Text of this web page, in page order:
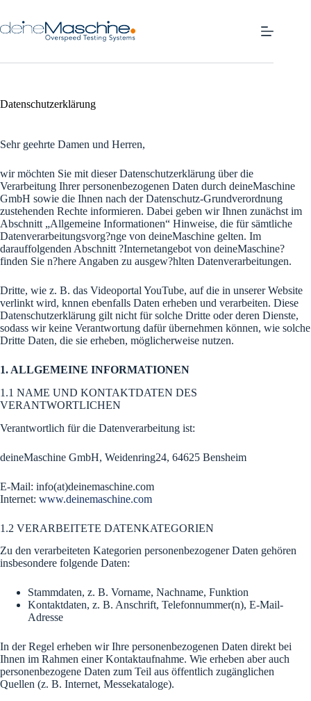
springen
Datenschutzerklärung
Sehr geehrte Damen und Herren,
wir möchten Sie mit dieser Datenschutzerklärung über die
Verarbeitung Ihrer personenbezogenen Daten durch deineMaschine
GmbH sowie die Ihnen nach der Datenschutz-Grundverordnung
zustehenden Rechte informieren. Dabei geben wir Ihnen zunächst im
Abschnitt „Allgemeine Informationen“ Hinweise, die für sämtliche
Datenverarbeitungsvorg?nge von deineMaschine gelten. Im
darauffolgenden Abschnitt ?Internetangebot von deineMaschine?
finden Sie n?here Angaben zu ausgew?hlten Datenverarbeitungen.
Dritte, wie z. B. das Videoportal YouTube, auf die in unserer Website
verlinkt wird, knnen ebenfalls Daten erheben und verarbeiten. Diese
Datenschutzerklärung gilt nicht für solche Dritte oder deren Dienste,
sodass wir keine Verantwortung dafür übernehmen können, wie solche
Dritte Daten, die sie erheben, möglicherweise nutzen.
1. ALLGEMEINE INFORMATIONEN
1.1 NAME UND KONTAKTDATEN DES
VERANTWORTLICHEN
Verantwortlich für die Datenverarbeitung ist:
deineMaschine GmbH, Weidenring24, 64625 Bensheim
E-Mail: info(at)deinemaschine.com
Internet: www.deinemaschine.com
1.2 VERARBEITETE DATENKATEGORIEN
Zu den verarbeiteten Kategorien personenbezogener Daten gehören
insbesondere folgende Daten:
Stammdaten, z. B. Vorname, Nachname, Funktion
Kontaktdaten, z. B. Anschrift, Telefonnummer(n), E-Mail-
Adresse
In der Regel erheben wir Ihre personenbezogenen Daten direkt bei
Ihnen im Rahmen einer Kontaktaufnahme. Wie erheben aber auch
personenbezogene Daten zum Teil aus öffentlich zugänglichen
Quellen (z. B. Internet, Messekataloge).